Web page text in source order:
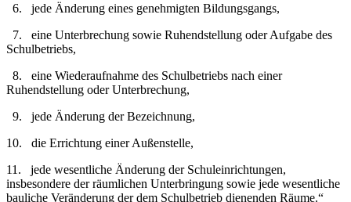
6. jede Änderung eines genehmigten Bildungsgangs,
7. eine Unterbrechung sowie Ruhendstellung oder Aufgabe des
Schulbetriebs,
8. eine Wiederaufnahme des Schulbetriebs nach einer
Ruhendstellung oder Unterbrechung,
9. jede Änderung der Bezeichnung,
10. die Errichtung einer Außenstelle,
11. jede wesentliche Änderung der Schuleinrichtungen,
insbesondere der räumlichen Unterbringung sowie jede wesentliche
bauliche Veränderung der dem Schulbetrieb dienenden Räume.“